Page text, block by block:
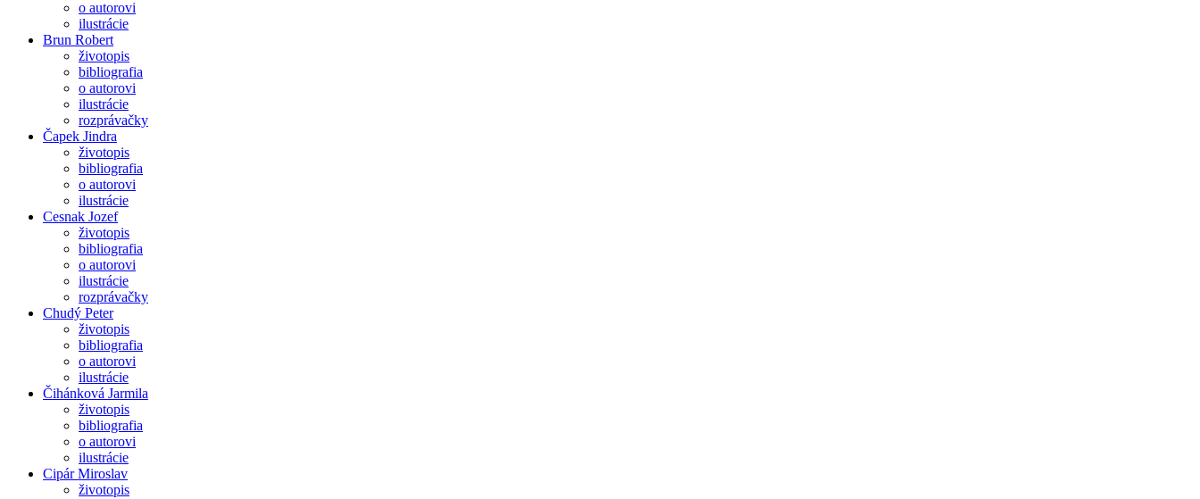
o autorovi
ilustrácie
Brun Robert
životopis
bibliografia
o autorovi
ilustrácie
rozprávačky
Čapek Jindra
životopis
bibliografia
o autorovi
ilustrácie
Cesnak Jozef
životopis
bibliografia
o autorovi
ilustrácie
rozprávačky
Chudý Peter
životopis
bibliografia
o autorovi
ilustrácie
Čihánková Jarmila
životopis
bibliografia
o autorovi
ilustrácie
Cipár Miroslav
životopis